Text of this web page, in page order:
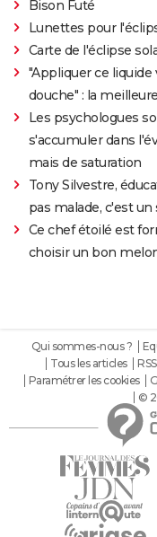
Bison Futé
Lunettes pour
Carte de l'éclipse
"Appliquer ce liquide
douche" : la
Les psychologues
s'accumuler dans
mais de saturation
Tony Silvestre,
pas malade, c'est
Ce chef étoilé est
choisir un bon
Qui sommes-nous ?
Tous les articles
RSS
Paramétrer les cookies
©